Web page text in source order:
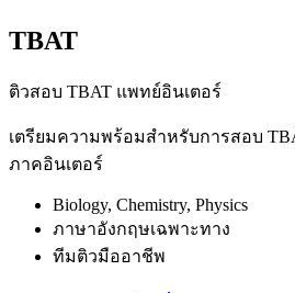
TBAT
ติวสอบ TBAT แพทย์อินเตอร์
เตรียมความพร้อมสำหรับการสอบ
ภาคอินเตอร์
Biology, Chemistry, Physics
ภาษาอังกฤษเฉพาะทาง
ทีมติวมืออาชีพ